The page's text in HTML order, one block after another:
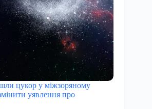
цукор у міжзоряному
уявлення про